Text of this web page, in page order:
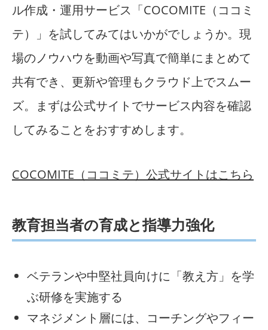
ル作成・運用サービス「COCOMITE（ココミ
テ）」を試してみてはいかがでしょうか。現
場のノウハウを動画や写真で簡単にまとめて
共有でき、更新や管理もクラウド上でスムー
ズ。まずは公式サイトでサービス内容を確認
してみることをおすすめします。
COCOMITE（ココミテ）公式サイトはこちら
教育担当者の育成と指導力強化
ベテランや中堅社員向けに「教え方」を学
ぶ研修を実施する
マネジメント層には、コーチングやフィー